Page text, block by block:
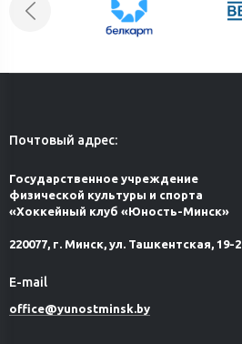
Почтовый адрес:
Государственное учреждение
физической культуры и спорта
«Хоккейный клуб «Юность-Минск»
220077, г. Минск, ул. Ташкентская, 19-2
E-mail
office@yunostminsk.by